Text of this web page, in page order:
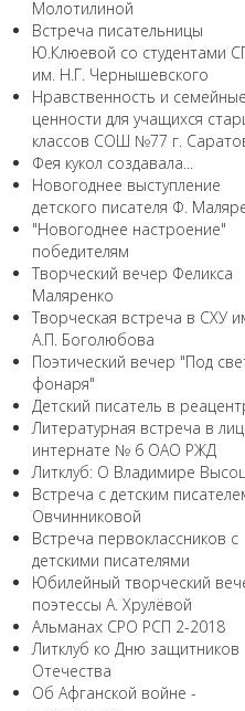
Молотилиной
Встреча писательницы
Ю.Клюевой со студентами
им. Н.Г. Чернышевского
Нравственность и семейные
ценности для учащихся
классов СОШ №77 г.
Фея кукол создавала...
Новогоднее выступление
детского писателя Ф.
"Новогоднее настроение"
победителям
Творческий вечер Феликса
Маляренко
Творческая встреча в СХУ
А.П. Боголюбова
Поэтический вечер "Под
фонаря"
Детский писатель в
Литературная встреча в
интернате № 6 ОАО РЖД
Литклуб: О Владимире
Встреча с детским
Овчинниковой
Встреча первоклассников с
детскими писателями
Юбилейный творческий
поэтессы А. Хрулёвой
Альманах СРО РСП 2-2018
Литклуб ко Дню защитников
Отечества
Об Афганской войне -